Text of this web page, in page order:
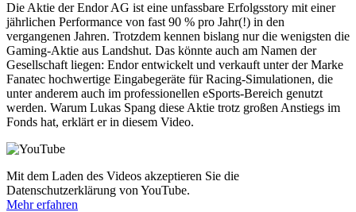
Die Aktie der Endor AG ist eine unfassbare Erfolgsstory mit einer
jährlichen Performance von fast 90 % pro Jahr(!) in den
vergangenen Jahren. Trotzdem kennen bislang nur die wenigsten die
Gaming-Aktie aus Landshut. Das könnte auch am Namen der
Gesellschaft liegen: Endor entwickelt und verkauft unter der Marke
Fanatec hochwertige Eingabegeräte für Racing-Simulationen, die
unter anderem auch im professionellen eSports-Bereich genutzt
werden. Warum Lukas Spang diese Aktie trotz großen Anstiegs im
Fonds hat, erklärt er in diesem Video.
Mit dem Laden des Videos akzeptieren Sie die
Datenschutzerklärung von YouTube.
Mehr erfahren